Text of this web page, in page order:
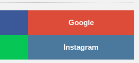
Google
Instagram